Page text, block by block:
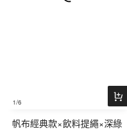
1/6
帆布經典款×飲料提繩×深綠